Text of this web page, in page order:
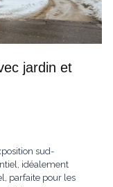
jardin et
sud-
idéalement
parfaite pour les